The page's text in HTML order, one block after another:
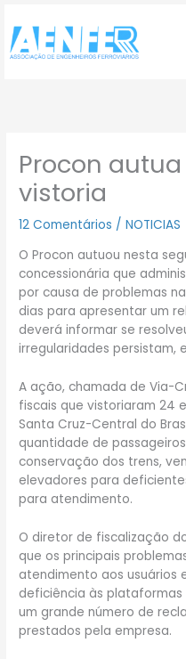
para
conteúdo
Procon
vistoria
12 Comentários /NOTICIAS
O Procon autuou nesta
concessionária que
por causa de problemas
dias para apresentar um
deverá informar se
irregularidades persistam,
A ação, chamada de Via-
fiscais que vistoriaram 24
Santa Cruz-Central do
quantidade de
conservação dos trens,
elevadores para
para atendimento.
O diretor de fiscalização
que os principais
atendimento aos usuários
deficiência às plataformas
um grande número de
prestados pela empresa.